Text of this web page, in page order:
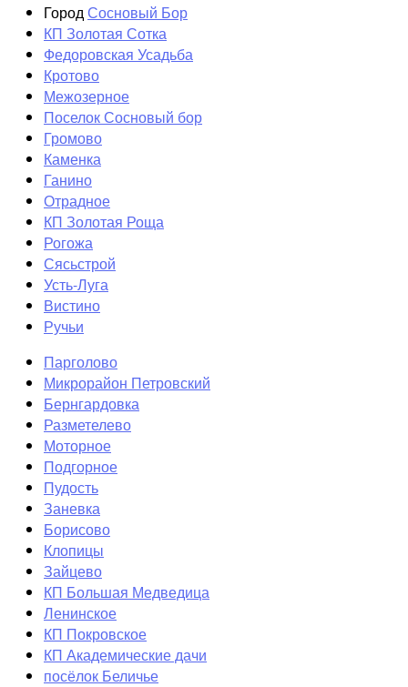
ГородСосновый Бор
КП Золотая Сотка
Федоровская Усадьба
Кротово
Межозерное
Поселок Сосновый бор
Громово
Каменка
Ганино
Отрадное
КП Золотая Роща
Рогожа
Сясьстрой
Усть-Луга
Вистино
Ручьи
Парголово
Микрорайон Петровский
Бернгардовка
Разметелево
Моторное
Подгорное
Пудость
Заневка
Борисово
Клопицы
Зайцево
КП Большая Медведица
Ленинское
КП Покровское
КП Академические дачи
посёлок Беличье